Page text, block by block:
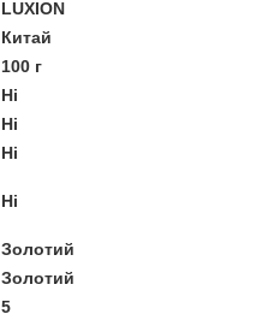
LUXION
Китай
100 г
Ні
Ні
Ні
Ні
Золотий
Золотий
5